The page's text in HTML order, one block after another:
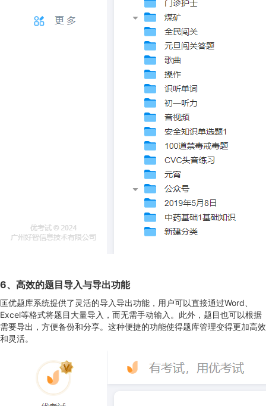
6、 高效的题目导入与导出功能
匡优题库系统提供了灵活的导入导出功能，用户可以直接通过Word、
Excel等格式将题目大量导入，而无需手动输入。此外，题目也可以根据
需要导出，方便备份和分享。这种便捷的功能使得题库管理变得更加高效
和灵活。